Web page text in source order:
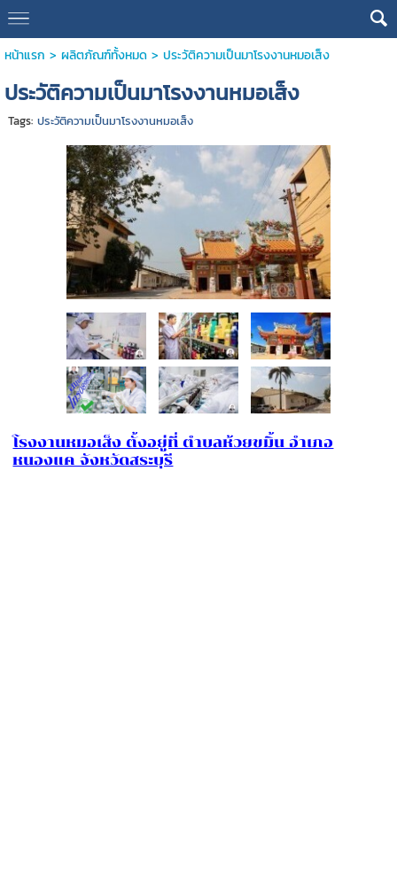
หน้าแรก > ผลิตภัณฑ์ทั้งหมด> ประวัติความเป็นมาโรงงานหมอเส็ง
ประวัติความเป็นมาโรงงานหมอเส็ง
Tags: ประวัติความเป็นมาโรงงานหมอเส็ง
โรงงานหมอเส็ง ตั้งอยู่ที่ ตำบลห้วยขมิ้น อำเภอ
หนองแค จังหวัดสระบุรี